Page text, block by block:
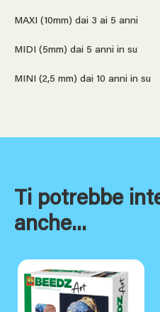
MAXI (10mm) dai 3 ai 5 anni
MIDI (5mm) dai 5 anni in su
MINI (2,5 mm) dai 10 anni in su
Ti potrebbe
anche...